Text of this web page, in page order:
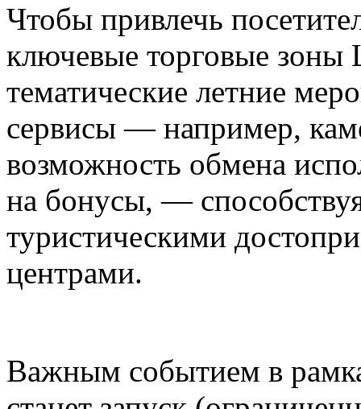
Чтобы привлечь
ключевые торговые зоны
тематические летние
сервисы — например,
возможность обмена
на бонусы, —
туристическими
центрами.
Важным событием в